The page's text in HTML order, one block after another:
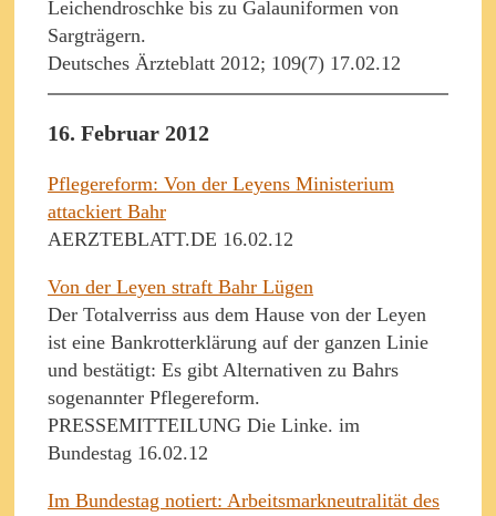
Leichendroschke bis zu Galauniformen von
Sargträgern.
Deutsches Ärzteblatt 2012; 109(7) 17.02.12
16. Februar 2012
Pflegereform: Von der Leyens Ministerium
attackiert Bahr
AERZTEBLATT.DE 16.02.12
Von der Leyen straft Bahr Lügen
Der Totalverriss aus dem Hause von der Leyen
ist eine Bankrotterklärung auf der ganzen Linie
und bestätigt: Es gibt Alternativen zu Bahrs
sogenannter Pflegereform.
PRESSEMITTEILUNG Die Linke. im
Bundestag 16.02.12
Im Bundestag notiert: Arbeitsmarkneutralität des